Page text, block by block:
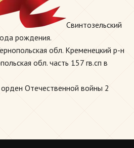
Свинтозельский
рождения.
обл. Кременецкий р-н
обл. часть 157 гв.сп в
Отечественной войны 2